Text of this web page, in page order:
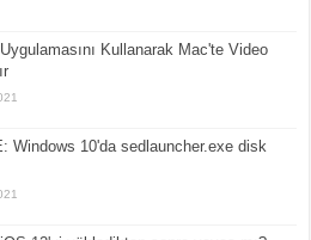
Kullanarak Mac'te Video
Windows 10'da sedlauncher.exe disk